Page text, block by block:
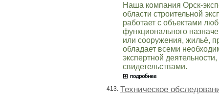
Наша компания Орск-
области строительной
работает с объектами
функционального
или сооружения, жильё,
обладает всеми
экспертной
свидетельствами.
413. Техническое